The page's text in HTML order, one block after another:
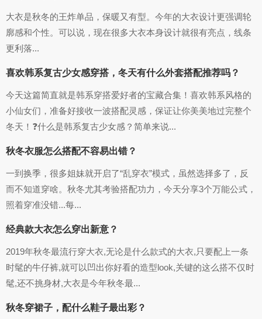
大衣是秋冬的王炸单品，保暖又有型。今年的大衣设计更强调轮
廓感和个性。可以说，现在很多大衣本身设计就很有亮点，线条
更利落...
喜欢韩系复古少女感穿搭，冬天有什么外套搭配推荐吗？
今天这篇简直就是韩系穿搭爱好者的宝藏合集！喜欢韩系风格的
小仙女们，准备好接收一波搭配灵感，保证让你美美地过完整个
冬天！❓什么是韩系复古少女感？简单来说...
秋冬衣服怎么搭配不容易出错？
一到换季，很多姐妹就开启了“乱穿衣”模式，虽然选择多了，反
而不知道穿啥。秋冬尤其考验搭配功力，今天分享3个万能公式，
照着穿准没错...每...
经典款大衣怎么穿出新意？
2019年秋冬最流行穿大衣,无论是什么款式的大衣,只要配上一条
时髦的牛仔裤,就可以凹出你好看的造型look,关键的这么搭不仅时
髦,还不挑身材,大衣是今年秋冬最...
秋冬穿裙子，配什么鞋子最出彩？